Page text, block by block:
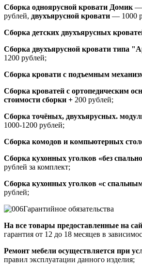
Сборка одноярусной кровати Домик —
рублей, двухъярусной кровати — 1000
Сборка детских двухъярусных
Сборка двухъярусной кровати типа
1200 рублей;
Сборка кровати с подъемным
Сборка кроватей с ортопедическим
стоимости сборки + 200 рублей;
Сборка точёных, двухъярусных.
1000-1200 рублей;
Сборка комодов и компьютерных
Сборка кухонных уголков «без
рублей за комплект;
Сборка кухонных уголков «с
рублей;
Гарантийное обязательства
На все товары предоставленные на
гарантия от 12 до 18 месяцев в
Ремонт мебели осуществляется при
правил эксплуатации данного изделия;